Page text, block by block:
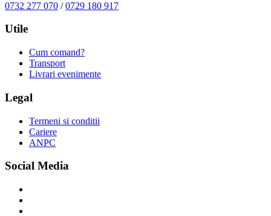
0732 277 070 /0729 180 917
Utile
Cum comand?
Transport
Livrari evenimente
Legal
Termeni si conditii
Cariere
ANPC
Social Media